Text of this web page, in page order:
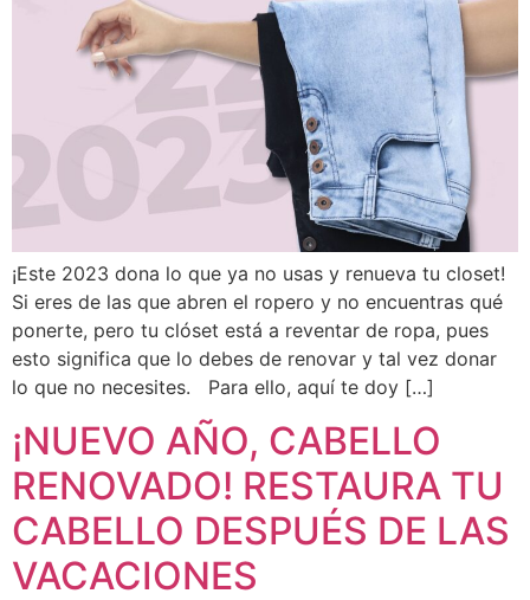
¡Este 2023 dona lo que ya no usas y renueva tu closet!
Si eres de las que abren el ropero y no encuentras qué
ponerte, pero tu clóset está a reventar de ropa, pues
esto significa que lo debes de renovar y tal vez donar
lo que no necesites. Para ello, aquí te doy […]
¡NUEVO AÑO, CABELLO
RENOVADO! RESTAURA TU
CABELLO DESPUÉS DE LAS
VACACIONES